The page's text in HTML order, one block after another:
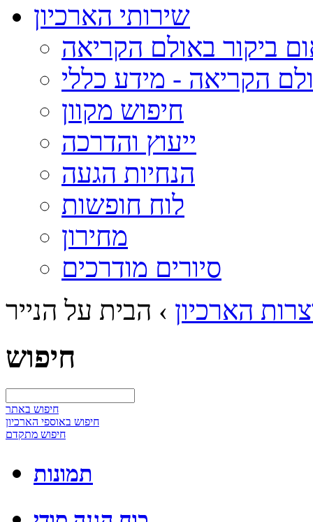
שירותי הארכיון
ביקור באולם הקריאה
הקריאה - מידע כללי
חיפוש מקוון
ייעוץ והדרכה
הנחיות הגעה
לוח חופשות
מחירון
סיורים מודרכים
הארכיון › הבית על הנייר
חיפוש
חיפוש באתר
חיפוש באוספי הארכיון
חיפוש מתקדם
תמונות